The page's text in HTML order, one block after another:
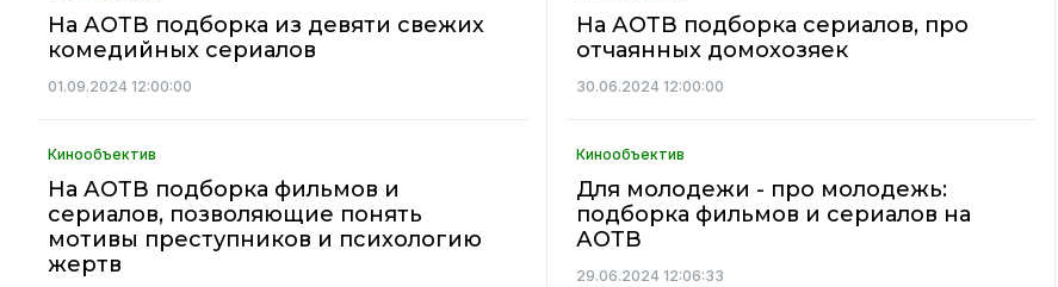
На АОТВ подборка из девяти свежих
комедийных сериалов
01.09.2024 12:00:00
Кинообъектив
На АОТВ подборка фильмов и
сериалов, позволяющие понять
мотивы преступников и психологию
жертв
На АОТВ подборка сериалов, про
отчаянных домохозяек
30.06.2024 12:00:00
Кинообъектив
Для молодежи - про молодежь:
подборка фильмов и сериалов на
АОТВ
29.06.2024 12:06:33